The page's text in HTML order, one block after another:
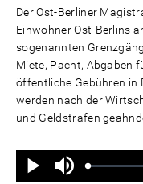
Der Ost-Berliner
Einwohner Ost-Berlins
sogenannten
Miete, Pacht, Abgaben
öffentliche Gebühren in
werden nach der
und Geldstrafen
Wiedergabe
Ton
aus
Geladen:
Status: